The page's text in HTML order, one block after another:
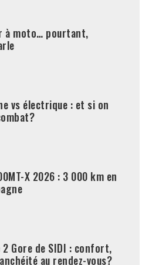
à moto… pourtant,
vs électrique : et si on
X 2026 : 3 000 km en
Gore de SIDI : confort,
au rendez-vous?